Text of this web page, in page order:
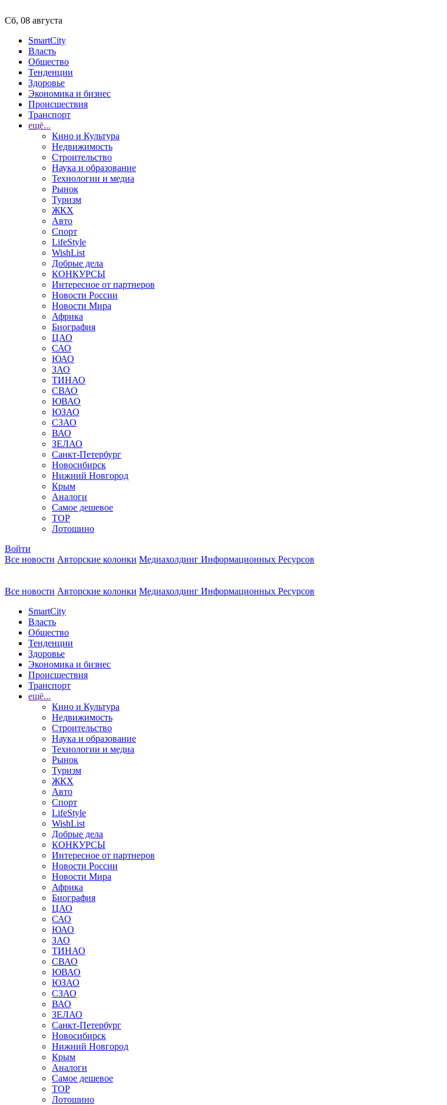
Сб, 08 августа
SmartCity
Власть
Общество
Тенденции
Здоровье
Экономика и бизнес
Происшествия
Транспорт
ещё...
Кино и Культура
Недвижимость
Строительство
Наука и образование
Технологии и медиа
Рынок
Туризм
ЖКХ
Авто
Спорт
LifeStyle
WishList
Добрые дела
КОНКУРСЫ
Интересное от партнеров
Новости России
Новости Мира
Африка
Биография
ЦАО
САО
ЮАО
ЗАО
ТИНАО
СВАО
ЮВАО
ЮЗАО
СЗАО
ВАО
ЗЕЛАО
Санкт-Петербург
Новосибирск
Нижний Новгород
Крым
Аналоги
Самое дешевое
TOP
Лотошино
Войти
Все новости Авторские колонки Медиахолдинг Информационных Ресурсов
Все новости Авторские колонки Медиахолдинг Информационных Ресурсов
SmartCity
Власть
Общество
Тенденции
Здоровье
Экономика и бизнес
Происшествия
Транспорт
ещё...
Кино и Культура
Недвижимость
Строительство
Наука и образование
Технологии и медиа
Рынок
Туризм
ЖКХ
Авто
Спорт
LifeStyle
WishList
Добрые дела
КОНКУРСЫ
Интересное от партнеров
Новости России
Новости Мира
Африка
Биография
ЦАО
САО
ЮАО
ЗАО
ТИНАО
СВАО
ЮВАО
ЮЗАО
СЗАО
ВАО
ЗЕЛАО
Санкт-Петербург
Новосибирск
Нижний Новгород
Крым
Аналоги
Самое дешевое
TOP
Лотошино